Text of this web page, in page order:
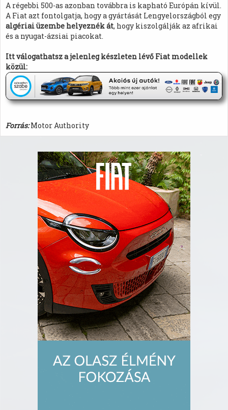
A régebbi 500-as azonban továbbra is kapható Európán kívül.
A Fiat azt fontolgatja, hogy a gyártását Lengyelországból egy
algériai üzembe helyeznék át, hogy kiszolgálják az afrikai
és a nyugat-ázsiai piacokat.
Itt válogathatsz a jelenleg készleten lévő Fiat modellek
közül:
Forrás:Motor Authority